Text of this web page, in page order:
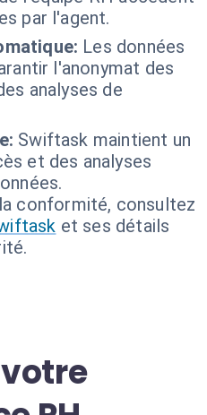
par l'agent.
Les données
l'anonymat des
analyses de
Swiftask maintient un
et des analyses
conformité, consultez
et ses détails